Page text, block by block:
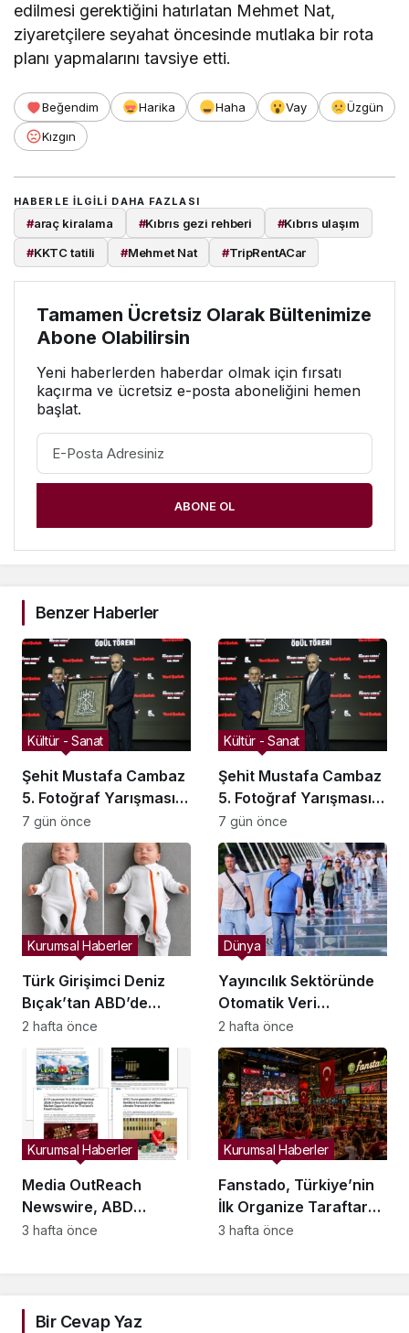
edilmesi gerektiğini hatırlatan Mehmet Nat,
ziyaretçilere seyahat öncesinde mutlaka bir rota
planı yapmalarını tavsiye etti.
Beğendim Harika Haha Vay
Üzgün
Kızgın
HABERLE ILGILI DAHA FAZLASI
#araç kiralama #Kıbrıs gezi rehberi #Kıbrıs ulaşım
#KKTC tatili #Mehmet Nat #TripRentACar
Tamamen Ücretsiz Olarak Bültenimize
Abone Olabilirsin
Yeni haberlerden haberdar olmak için fırsatı
kaçırma ve ücretsiz e-posta aboneliğini hemen
başlat.
ABONE OL
Benzer Haberler
Şehit Mustafa Cambaz
5. Fotoğraf Yarışması
Ödülleri Demokrasi ve
Özgürlükler Adası’nda
Sahiplerini Buldu
Kültür - Sanat
7 gün önce
Şehit Mustafa Cambaz
5. Fotoğraf Yarışması
Ödülleri Demokrasi ve
Özgürlükler Adası’nda
Sahiplerini Buldu
Kültür - Sanat
7 gün önce
Türk Girişimci Deniz
Bıçak’tan ABD’de
Bebek Güvenli
Uykusuna Yenilikçi
Dokunuş
Kurumsal Haberler
2 hafta önce
Yayıncılık Sektöründe
Otomatik Veri
Entegrasyonu
Süreçleri Başlatıldı
Dünya
2 hafta önce
Media OutReach
Newswire, ABD
Dağıtım Ağını ve Yapay
Kurumsal Haberler
3 hafta önce
Fanstado, Türkiye’nin
İlk Organize Taraftar
Tribün Ağını Kuruyor:
Kurumsal Haberler
3 hafta önce
Bir Cevap Yaz